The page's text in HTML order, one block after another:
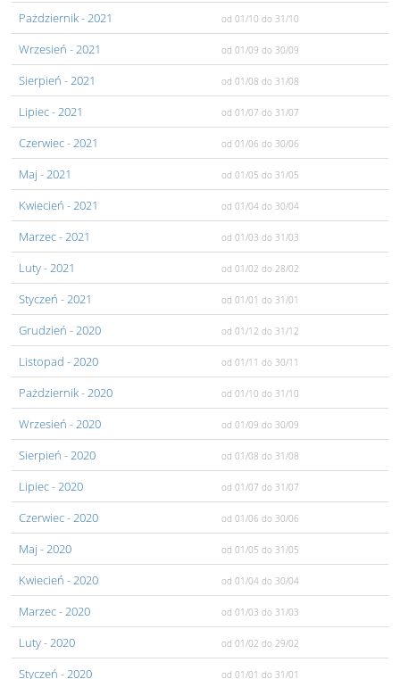
Pażdziernik- 2021 od 01/10 do 31/10
Wrzesień - 2021 od 01/09 do 30/09
Sierpień - 2021 od 01/08 do 31/08
Lipiec- 2021 od 01/07 do 31/07
Czerwiec- 2021 od 01/06 do 30/06
Maj - 2021 od 01/05 do 31/05
Kwiecień - 2021 od 01/04 do 30/04
Marzec- 2021 od 01/03 do 31/03
Luty- 2021 od 01/02 do 28/02
Styczeń - 2021 od 01/01 do 31/01
Grudzień - 2020 od 01/12 do 31/12
Listopad - 2020 od 01/11 do 30/11
Pażdziernik- 2020 od 01/10 do 31/10
Wrzesień - 2020 od 01/09 do 30/09
Sierpień - 2020 od 01/08 do 31/08
Lipiec- 2020 od 01/07 do 31/07
Czerwiec- 2020 od 01/06 do 30/06
Maj - 2020 od 01/05 do 31/05
Kwiecień - 2020 od 01/04 do 30/04
Marzec- 2020 od 01/03 do 31/03
Luty- 2020 od 01/02 do 29/02
Styczeń - 2020 od 01/01 do 31/01